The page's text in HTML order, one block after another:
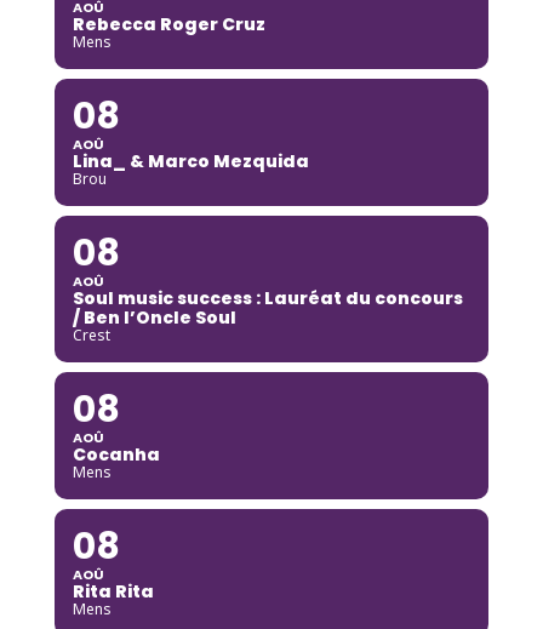
AOÛ
Rebecca Roger Cruz
Mens
08
AOÛ
Lina_ & Marco Mezquida
Brou
08
AOÛ
Soul music success : Lauréat du concours
/ Ben l’Oncle Soul
Crest
08
AOÛ
Cocanha
Mens
08
AOÛ
Rita Rita
Mens